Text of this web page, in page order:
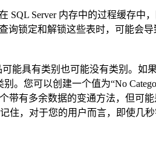
Server 内存中的过程缓存中
锁定和解锁这些表时，可能会
具有类别也可能没有类别。如
您可以创建一个值为“No
有多余数据的变通方法，但可
住，对于您的用户而言，即使几